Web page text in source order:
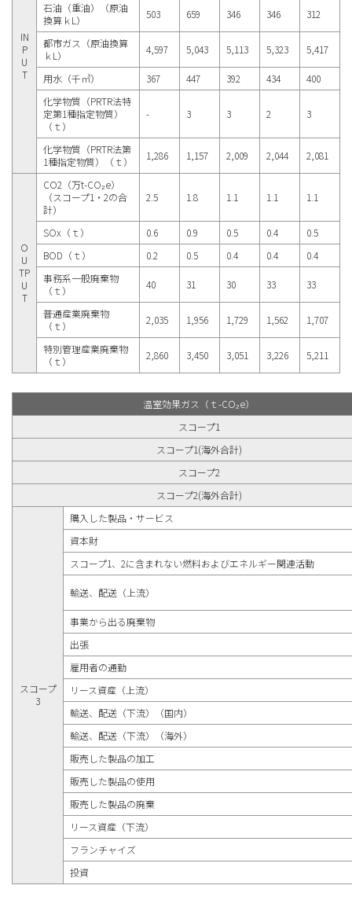
IN
P
U
T
石油（重油）（原油
換算ｋL）
503 659 346 346 312
都市ガス（原油換算
ｋL）
4,597 5,043 5,113 5,323 5,417
用水（千㎥） 367 447 392 434
400
化学物質（PRTR法特
定第1種指定物質）
（ｔ）
- 3 3 2 3
化学物質（PRTR法第
1種指定物質）（ｔ）
1,286 1,157 2,009 2,044 2,081
O
U
TP
U
T
CO2（万t-CO₂e）
（スコープ1・2の合
計）
2.5 1.8 1.1 1.1 1.1
SOx（ｔ） 0.6 0.9 0.5 0.4
0.5
BOD（ｔ）
0.2 0.5 0.4 0.4
0.4
事務系一般廃棄物
（ｔ）
40 31 30 33 33
普通産業廃棄物
（ｔ）
2,035 1,956 1,729 1,562 1,707
特別管理産業廃棄物
（ｔ）
2,860 3,450 3,051 3,226 5,211
温室効果ガス（ｔ-CO₂e）
スコープ1
スコープ1(海外合計)
スコープ2
スコープ2(海外合計)
スコープ
3
購入した製品・サービス
資本財
スコープ1、2に含まれない燃料およびエネルギー関連活動
輸送、配送（上流）
事業から出る廃棄物
出張
雇用者の通勤
リース資産（上流）
輸送、配送（下流）（国内）
輸送、配送（下流）（海外）
販売した製品の加工
販売した製品の使用
販売した製品の廃棄
リース資産（下流）
フランチャイズ
投資